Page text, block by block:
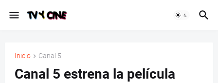
Inicio Canal 5
Canal 5 estrena la película